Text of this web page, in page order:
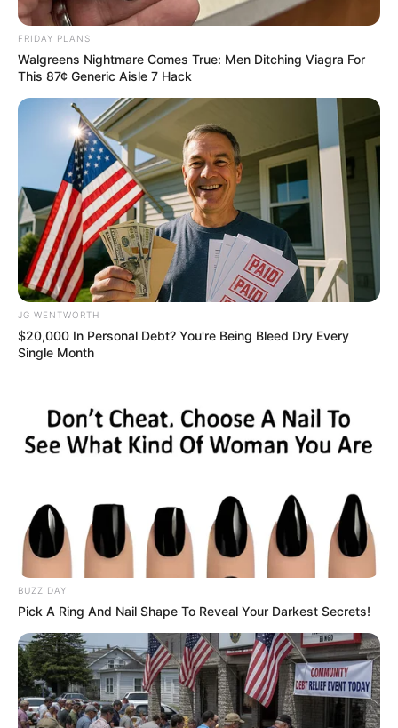
Unforgettable Awkward Moments From The
Olympics
BRAINBERRIES
The World Cup 2026 Facts Fans Can't Stop Talking
About
BRAINBERRIES
FRIDAY PLANS
Walgreens Nightmare Comes True: Men Ditching Viagra For
This 87¢ Generic Aisle 7 Hack
JG WENTWORTH
$20,000 In Personal Debt? You're Being Bleed Dry Every
Single Month
BUZZ DAY
Pick A Ring And Nail Shape To Reveal Your Darkest Secrets!